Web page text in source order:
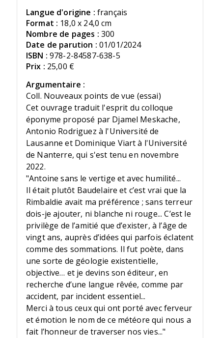
Langue d'origine : français
Format : 18,0 x 24,0 cm
Nombre de pages : 300
Date de parution : 01/01/2024
ISBN : 978-2-84587-638-5
Prix : 25,00 €
Argumentaire :
Coll. Nouveaux points de vue (essai)
Cet ouvrage traduit l'esprit du colloque
éponyme proposé par Djamel Meskache,
Antonio Rodriguez à l'Université de
Lausanne et Dominique Viart à l'Université
de Nanterre, qui s'est tenu en novembre
2022.
"Antoine sans le vertige et avec humilité...
Il était plutôt Baudelaire et c’est vrai que la
Rimbaldie avait ma préférence ; sans terreur
dois-je ajouter, ni blanche ni rouge... C’est le
privilège de l’amitié que d’exister, à l’âge de
vingt ans, auprès d’idées qui parfois éclatent
comme des sommations. Il fut poète, dans
une sorte de géologie existentielle,
objective… et je devins son éditeur, en
recherche d’une langue rêvée, comme par
accident, par incident essentiel...
Merci à tous ceux qui ont porté avec ferveur
et émotion le nom de ce météore qui nous a
fait l’honneur de traverser nos vies..."